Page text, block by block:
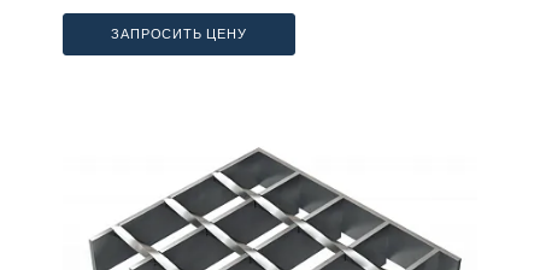
ЗАПРОСИТЬ ЦЕНУ